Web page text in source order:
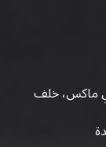
سيتي ماكس، خلف